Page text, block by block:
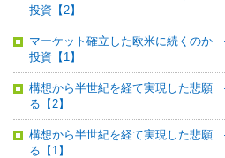
投資【2】
マーケット確立した欧米に続くの
投資【1】
構想から半世紀を経て実現した悲
る【2】
構想から半世紀を経て実現した悲
る【1】